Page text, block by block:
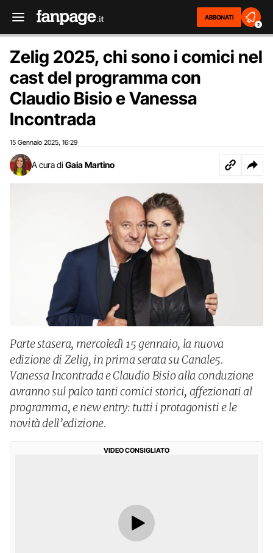
ABBONATI
2
Zelig 2025, chi sono i comici nel
cast del programma con
Claudio Bisio e Vanessa
Incontrada
15 Gennaio 2025 16:29
A cura di Gaia Martino
Parte stasera, mercoledì 15 gennaio, la nuova
edizione di Zelig, in prima serata su Canale5.
Vanessa Incontrada e Claudio Bisio alla conduzione
avranno sul palco tanti comici storici, affezionati al
programma, e new entry: tutti i protagonisti e le
novità dell’edizione.
VIDEO CONSIGLIATO